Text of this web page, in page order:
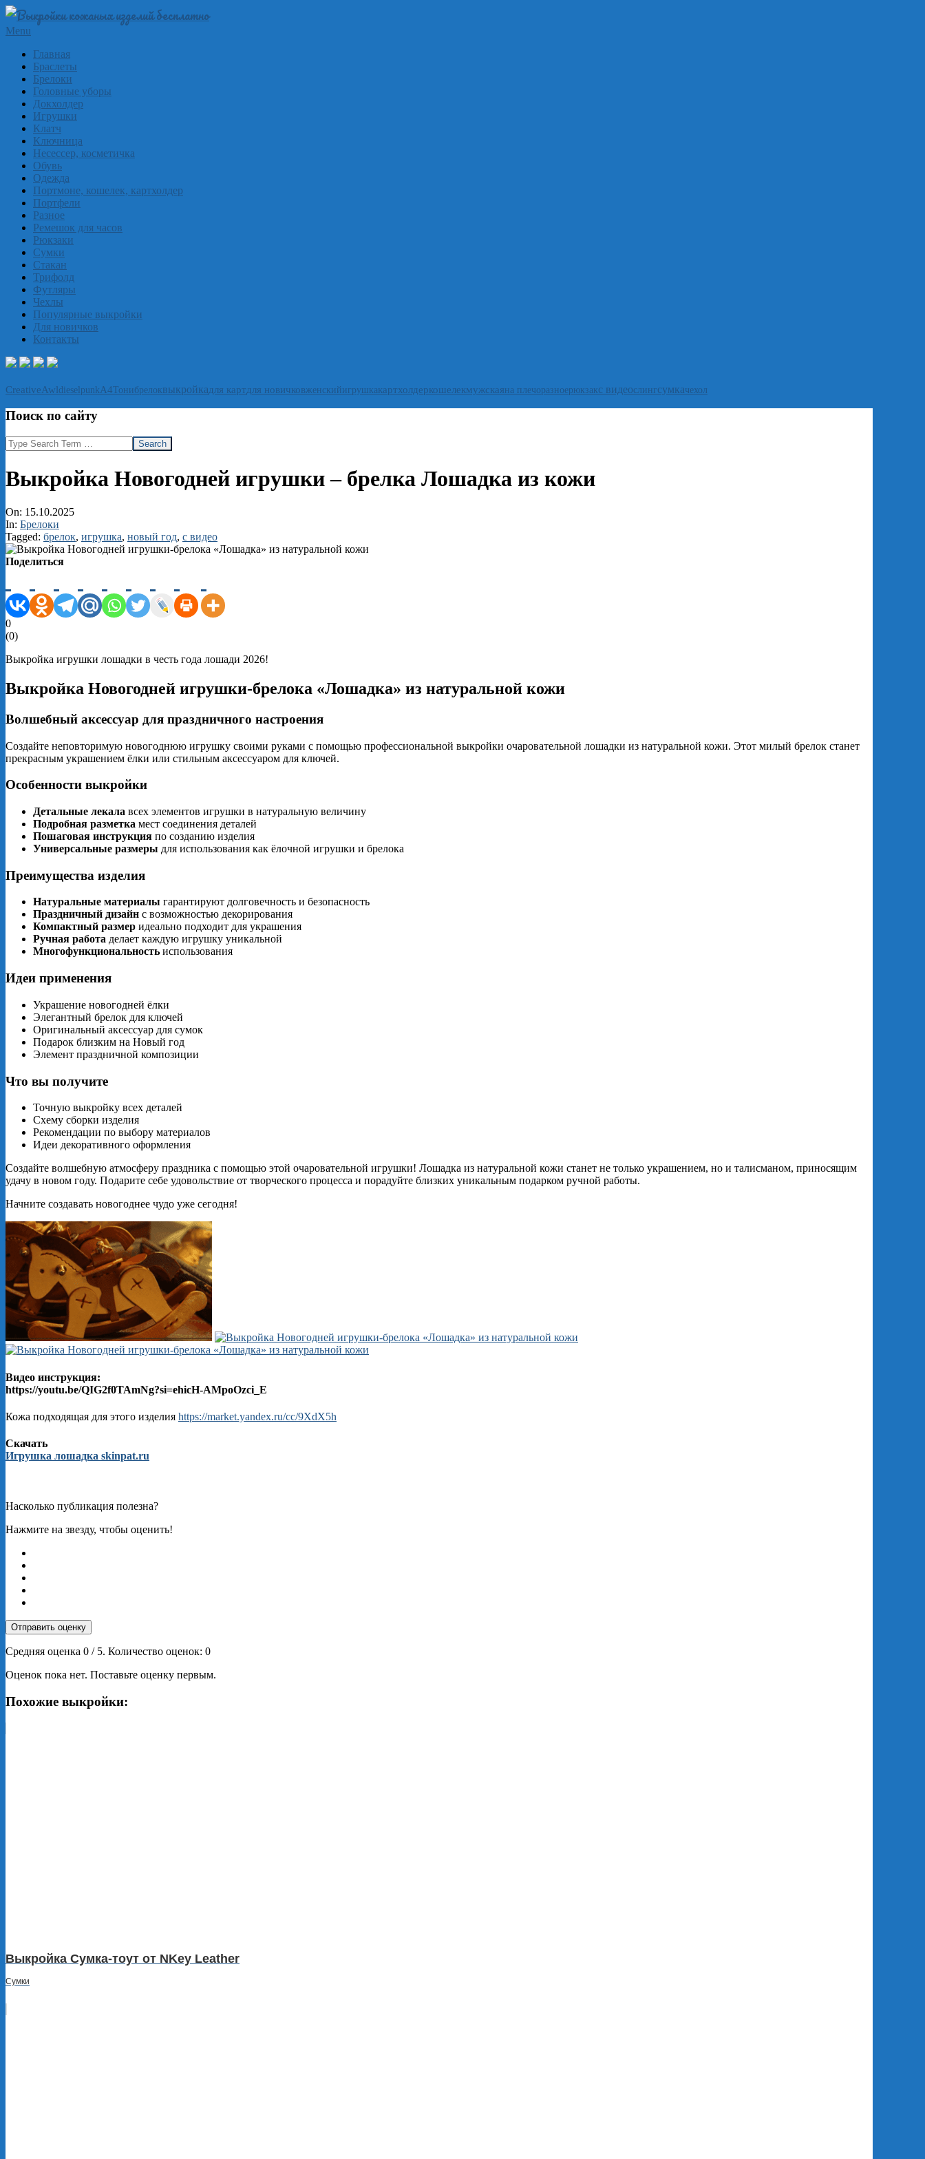
Skip
content
Выкройки
кожи
бесплатно
Skinpat
Primary
Menu
Menu
Главная
Браслеты
Брелоки
Головные уборы
Докхолдер
Игрушки
Клатч
Ключница
Несессер, косметичка
Обувь
Одежда
Портмоне, кошелек, картхолдер
Портфели
Разное
Ремешок для часов
Рюкзаки
Сумки
Стакан
Трифолд
Футляры
Чехлы
Популярные выкройки
Для новичков
Контакты
CreativeAwldieselpunk А4Тонибрелоквыкройкадля картдля новичковженскийигрушкакартхолдеркошелекмужскаяна плечоразноерюкзакс видеослингсумкачехол
Поиск по сайту
Search
Выкройка Новогодней игрушки – брелка Лошадка из кожи
On: 15.10.2025
In: Брелоки
Tagged: брелок, игрушка, новый год, с видео
Поделиться
0
(0)
Выкройка игрушки лошадки в честь года лошади 2026!
Выкройка Новогодней игрушки-брелока «Лошадка» из натуральной кожи
Волшебный аксессуар для праздничного настроения
Создайте неповторимую новогоднюю игрушку своими руками с помощью профессиональной выкройки очаровательной лошадки из натуральной кожи. Этот милый брелок станет
прекрасным украшением ёлки или стильным аксессуаром для ключей.
Особенности выкройки
Детальные лекала всех элементов игрушки в натуральную величину
Подробная разметка мест соединения деталей
Пошаговая инструкция по созданию изделия
Универсальные размеры для использования как ёлочной игрушки и брелока
Преимущества изделия
Натуральные материалы гарантируют долговечность и безопасность
Праздничный дизайн с возможностью декорирования
Компактный размер идеально подходит для украшения
Ручная работа делает каждую игрушку уникальной
Многофункциональность использования
Идеи применения
Украшение новогодней ёлки
Элегантный брелок для ключей
Оригинальный аксессуар для сумок
Подарок близким на Новый год
Элемент праздничной композиции
Что вы получите
Точную выкройку всех деталей
Схему сборки изделия
Рекомендации по выбору материалов
Идеи декоративного оформления
Создайте волшебную атмосферу праздника с помощью этой очаровательной игрушки! Лошадка из натуральной кожи станет не только украшением, но и талисманом, приносящим
удачу в новом году. Подарите себе удовольствие от творческого процесса и порадуйте близких уникальным подарком ручной работы.
Начните создавать новогоднее чудо уже сегодня!
Видео инструкция:
https://youtu.be/QIG2f0TAmNg?si=ehicH-AMpoOzci_E
Кожа подходящая для этого изделия https://market.yandex.ru/cc/9XdX5h
Скачать
Игрушка лошадка skinpat.ru
Насколько публикация полезна?
Нажмите на звезду, чтобы оценить!
Отправить оценку
Средняя оценка 0 / 5. Количество оценок: 0
Оценок пока нет. Поставьте оценку первым.
Похожие выкройки:
Выкройка Сумка-тоут от NKey Leather
Сумки